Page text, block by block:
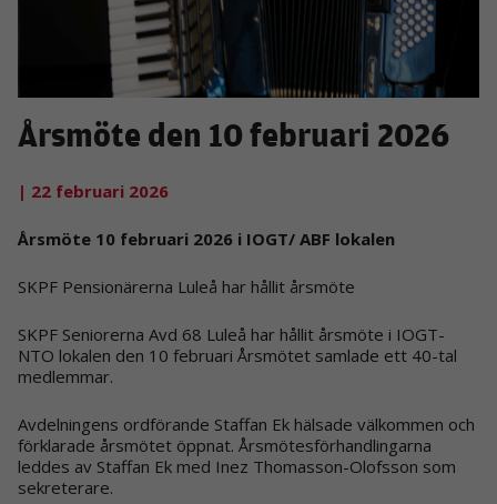
Årsmöte den 10 februari 2026
| 22 februari 2026
Årsmöte 10 februari 2026 i IOGT/ ABF lokalen
SKPF Pensionärerna Luleå har hållit årsmöte
SKPF Seniorerna Avd 68 Luleå har hållit årsmöte i IOGT-
NTO lokalen den 1 0 februari Årsmötet samlade ett 40-tal
medlemmar.
Avdelningens ordförande Staffan Ek hälsade välkommen och
förklarade årsmötet öppnat. Årsmötesförhandlingarna
leddes av Staffan Ek med Inez Thomasson-Olofsson som
sekreterare.